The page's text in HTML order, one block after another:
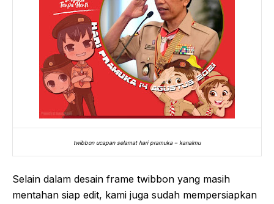
twibbon ucapan selamat hari pramuka – kanalmu
Selain dalam desain frame twibbon yang masih
mentahan siap edit, kami juga sudah mempersiapkan